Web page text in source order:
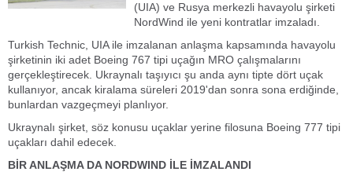
(UIA) ve Rusya merkezli havayolu şirketi
NordWind ile yeni kontratlar imzaladı.
Turkish Technic, UIA ile imzalanan anlaşma kapsamında havayolu
şirketinin iki adet Boeing 767 tipi uçağın MRO çalışmalarını
gerçekleştirecek. Ukraynalı taşıyıcı şu anda aynı tipte dört uçak
kullanıyor, ancak kiralama süreleri 2019'dan sonra sona erdiğinde,
bunlardan vazgeçmeyi planlıyor.
Ukraynalı şirket, söz konusu uçaklar yerine filosuna Boeing 777 tipi
uçakları dahil edecek.
BİR ANLAŞMA DA NORDWIND İLE İMZALANDI